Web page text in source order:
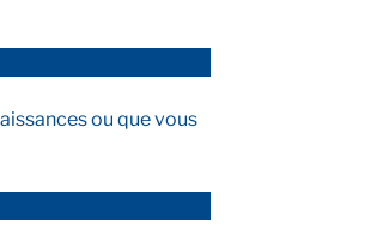
ou que vous